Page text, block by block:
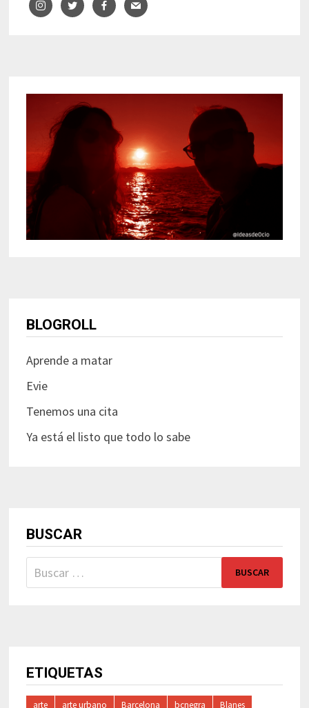
BLOGROLL
Aprende a matar
Evie
Tenemos una cita
Ya está el listo que todo lo sabe
BUSCAR
Buscar:
ETIQUETAS
arte arte urbano Barcelona bcnegra Blanes